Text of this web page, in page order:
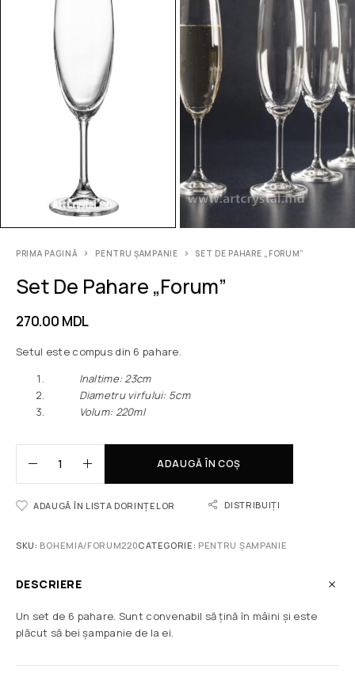
PRIMA PAGINĂ PENTRU ȘAMPANIE SET DE PAHARE „FORUM”
Set De Pahare „Forum”
270.00 MDL
Setul este compus din 6 pahare.
Inaltime: 23cm
Diametru virfului: 5cm
Volum: 220ml
ADAUGĂ ÎN COȘ
ADAUGĂ ÎN LISTA DORINȚELOR DISTRIBUIȚI
SKU: BOHEMIA/FORUM220CATEGORIE: PENTRU ȘAMPANIE
DESCRIERE
Un set de 6 pahare. Sunt convenabil să țină în mâini și este
plăcut să bei șampanie de la ei.